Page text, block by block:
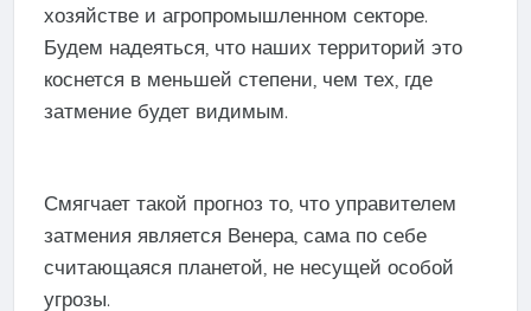
хозяйстве и агропромышленном секторе.
Будем надеяться, что наших территорий это
коснется в меньшей степени, чем тех, где
затмение будет видимым.
Смягчает такой прогноз то, что управителем
затмения является Венера, сама по себе
считающаяся планетой, не несущей особой
угрозы.